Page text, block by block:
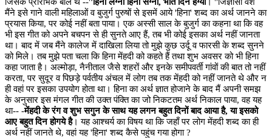
मैंने इसे गाने वाली महिलाओं व बुजुर्ग पुरुषों से इसमें आये 'हिना' शब्द का अर्थ जानने का
प्रयास किया, पर कोई नहीं बता पाया। एक अस्सी साल के बुजुर्ग का कहना था कि वह
भी इस गीत को अपने बचपन से ही सुनते आए हैं, तब भी कोई इसका अर्थ नहीं जानता
था। बाद में जब मैंने कालेज में दाखिला लिया तो मुझे कुछ उर्दू व फारसी के शब्द सुनने
को मिले। तब मुझे पता चला कि हिना मेंहदी को कहते हैं तथा शुभ अवसर को भी हिना
कहा जाता है। अल्मोड़ा, नैनीताल जैसे शहरों और इनके समीपवर्ती गांवों की बात तो नहीं
करता, पर सुदूर व पिछड़े पर्वतीय अंचल में लोग तब तक मेंहदी को नहीं जानते थे और न
ही वहां पर इसका उपयोग होता था। हिना का अर्थ ज्ञात होजाने के बाद मैं अपनी समझ
के अनुसार इस मंगल गीत की उक्त पंक्ति का जो निकटतम अर्थ निकाल पाया, वह यह
था-- -मेंहदी के रंग व शुभ सगुन के साथ यह लगन बहुत दिनों बाद आया है, या इसको
आए बहुत दिन होगये है। यह आश्चर्य का विषय था कि जहाँ पर लोग मेंहदी शब्द का ही
अर्थ नहीं जानते थे, वहां यह 'हिना' शब्द कैसे पहुंच गया होगा ?